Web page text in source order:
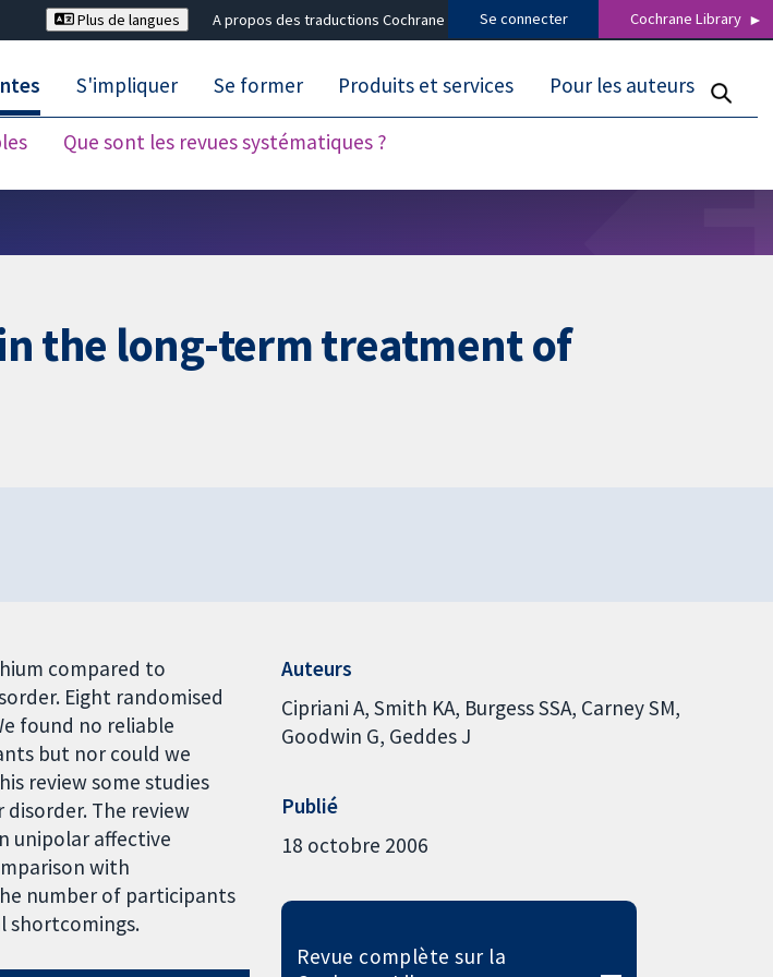
Plus de langues A propos des traductions Cochrane Se connecter Cochrane Library
Que sont les revues systématiques ?
S'impliquer Se former Produits et services Pour les auteurs
the long-term treatment of
compared to
Eight randomised
found no reliable
but nor could we
review some studies
The review
unipolar affective
with
number of participants
shortcomings.
Auteurs
Cipriani A Smith KA Burgess SSA Carney SM
Goodwin G Geddes J
Publié
18 octobre 2006
Revue complète sur la